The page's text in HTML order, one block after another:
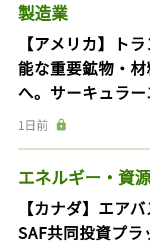
製造業
【アメリカ】ト
能な重要鉱物・
へ。サーキュラ
1日前
エネルギー・資
【カナダ】エア
SAF共同投資プ